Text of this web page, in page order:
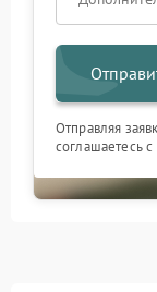
Отправляя
соглашаетесь с